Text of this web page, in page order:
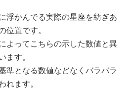
浮かんでる実際の星座を紡ぎあ
位置です。
よってこちらの示した数値と異
ます。
準となる数値などなくバラバラ
れます。